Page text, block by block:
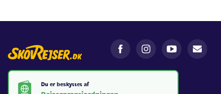
Du er beskyttet af